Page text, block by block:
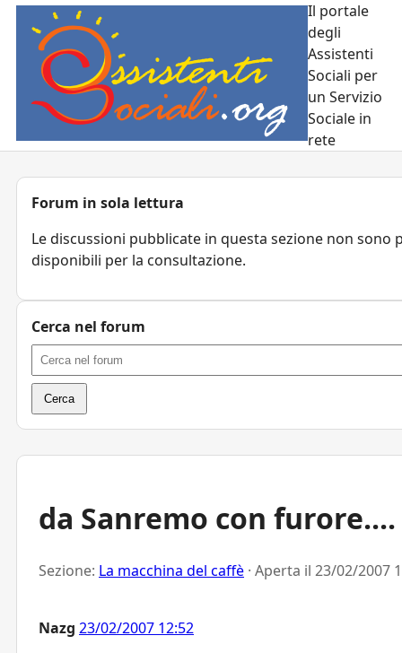
Il portale
degli
Assistenti
Sociali per
un Servizio
Sociale in
rete
da Sanremo con furore....
Sezione: La macchina del caffè · Aperta il 23/02/2007
Nazg 23/02/2007 12:52
Forum in sola lettura
Le discussioni pubblicate in questa sezione non
disponibili per la consultazione.
Cerca nel forum
Cerca